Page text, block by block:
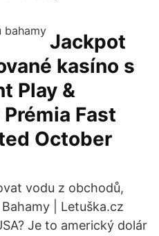
Jackpot
kasíno s
Play &
Fast
October
vodu z obchodů,
| Letuška.cz
Je to americký dolár